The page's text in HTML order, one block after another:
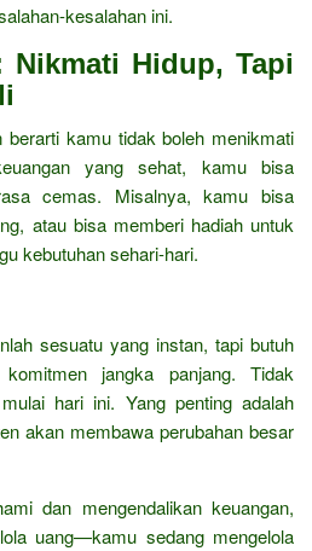
kesalahan ini.
Nikmati Hidup, Tapi
berarti kamu tidak boleh menikmati
yang sehat, kamu bisa
cemas. Misalnya, kamu bisa
atau bisa memberi hadiah untuk
kebutuhan sehari-hari.
sesuatu yang instan, tapi butuh
jangka panjang. Tidak
hari ini. Yang penting adalah
akan membawa perubahan besar
dan mengendalikan keuangan,
uang—kamu sedang mengelola